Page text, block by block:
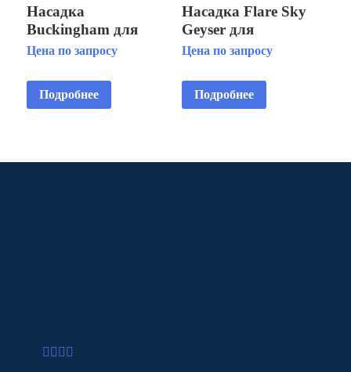
Насадка
Buckingham для
плавающего модуля
Fountain 2 HP
Цена по запросу
Подробнее
Насадка Flare Sky
Geyser для
плавающего модуля
HP
Цена по запросу
Подробнее